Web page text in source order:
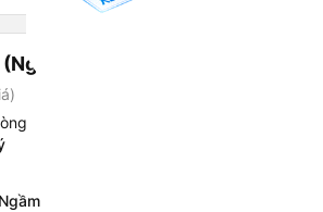
An)